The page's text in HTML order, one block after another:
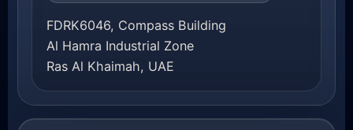
FDRK6046, Compass Building
Al Hamra Industrial Zone
Ras Al Khaimah, UAE